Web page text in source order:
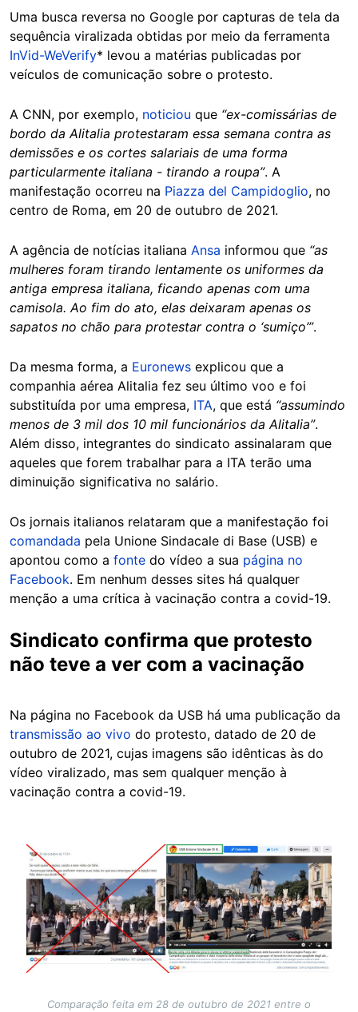
Uma busca reversa no Google por capturas de tela da
sequência viralizada obtidas por meio da ferramenta
InVid-WeVerify* levou a matérias publicadas por
veículos de comunicação sobre o protesto.
A CNN, por exemplo, noticiou que “ex-comissárias de
bordo da Alitalia protestaram essa semana contra as
demissões e os cortes salariais de uma forma
particularmente italiana - tirando a roupa”. A
manifestação ocorreu na Piazza del Campidoglio, no
centro de Roma, em 20 de outubro de 2021.
A agência de notícias italiana Ansa informou que “as
mulheres foram tirando lentamente os uniformes da
antiga empresa italiana, ficando apenas com uma
camisola. Ao fim do ato, elas deixaram apenas os
sapatos no chão para protestar contra o ‘sumiço’”.
Da mesma forma, a Euronews explicou que a
companhia aérea Alitalia fez seu último voo e foi
substituída por uma empresa, ITA, que está “assumindo
menos de 3 mil dos 10 mil funcionários da Alitalia”.
Além disso, integrantes do sindicato assinalaram que
aqueles que forem trabalhar para a ITA terão uma
diminuição significativa no salário.
Os jornais italianos relataram que a manifestação foi
comandada pela Unione Sindacale di Base (USB) e
apontou como a fonte do vídeo a sua página no
Facebook. Em nenhum desses sites há qualquer
menção a uma crítica à vacinação contra a covid-19.
Sindicato confirma que protesto
não teve a ver com a vacinação
Na página no Facebook da USB há uma publicação da
transmissão ao vivo do protesto, datado de 20 de
outubro de 2021, cujas imagens são idênticas às do
vídeo viralizado, mas sem qualquer menção à
vacinação contra a covid-19.
Image
Comparação feita em 28 de outubro de 2021 entre o